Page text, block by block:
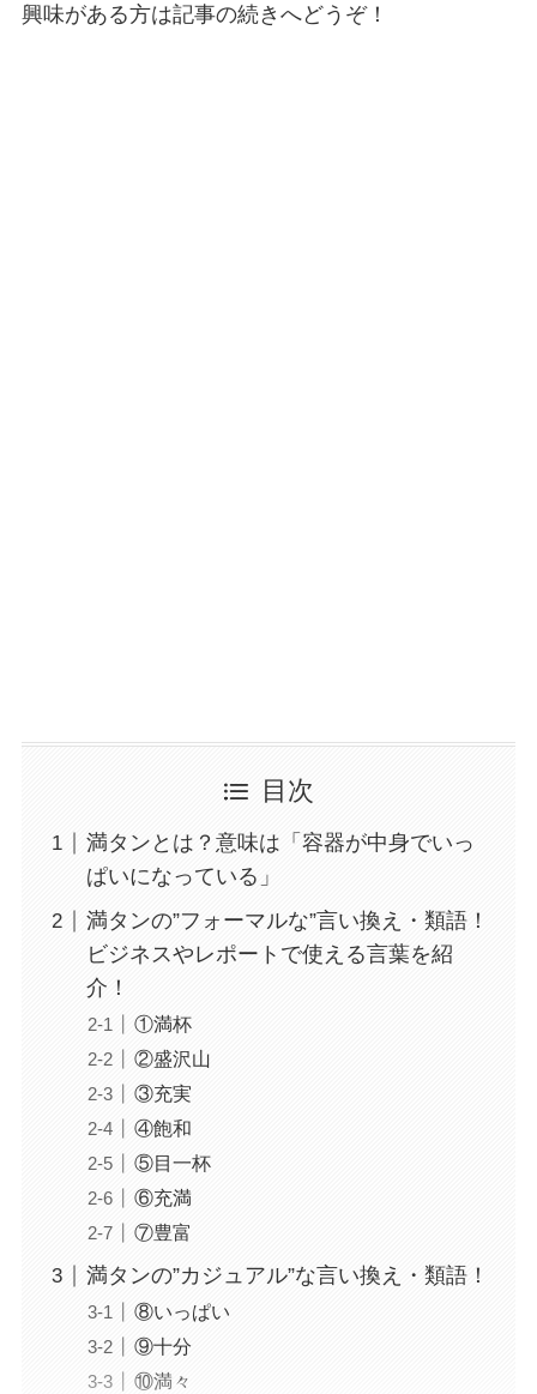
興味がある方は記事の続きへどうぞ！
目次
満タンとは？意味は「容器が中身でいっ
ぱいになっている」
満タンの”フォーマルな”言い換え・類語！
ビジネスやレポートで使える言葉を紹
介！
①満杯
②盛沢山
③充実
④飽和
⑤目一杯
⑥充満
⑦豊富
満タンの”カジュアル”な言い換え・類語！
⑧いっぱい
⑨十分
⑩満々